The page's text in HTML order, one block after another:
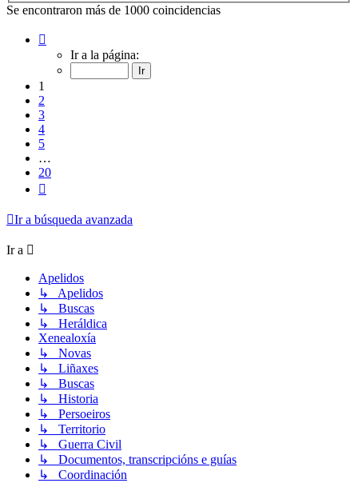
Se encontraron más de 1000 coincidencias
Ir a la página:
1
2
3
4
5
…
20
Ir a búsqueda avanzada
Ir a
Apelidos
↳ Apelidos
↳ Buscas
↳ Heráldica
Xenealoxía
↳ Novas
↳ Liñaxes
↳ Buscas
↳ Historia
↳ Persoeiros
↳ Territorio
↳ Guerra Civil
↳ Documentos, transcripcións e guías
↳ Coordinación